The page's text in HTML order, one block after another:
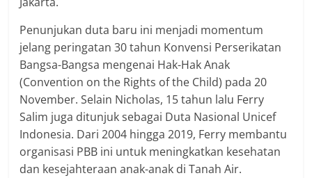
Penunjukan duta baru ini menjadi momentum
jelang peringatan 30 tahun Konvensi Perserikatan
Bangsa-Bangsa mengenai Hak-Hak Anak
(Convention on the Rights of the Child) pada 20
November. Selain Nicholas, 15 tahun lalu Ferry
Salim juga ditunjuk sebagai Duta Nasional Unicef
Indonesia. Dari 2004 hingga 2019, Ferry membantu
organisasi PBB ini untuk meningkatkan kesehatan
dan kesejahteraan anak-anak di Tanah Air.